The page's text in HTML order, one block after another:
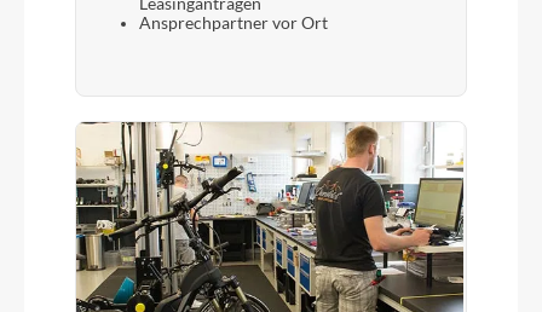
Leasinganträgen
Ansprechpartner vor Ort